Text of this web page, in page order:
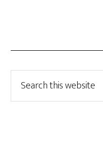
this
website